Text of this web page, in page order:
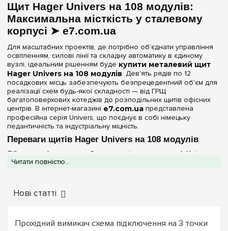
192(+2)
216(+1)
240
252(+2)
288(+1)
336(+1)
Непрозора(2)
Серія
Univers(2)
Колір корпусу
Білий(2)
Ступінь захисту IP
(2)
Непрозора
Ширина, мм
Щит Hager Univers на 108 модулів:
Максимальна місткість у сталевому
корпусі ➤ e7.com.ua
Для масштабних проектів, де потрібно об'єднати управління
освітленням, силові лінії та складну автоматику в єдиному
вузлі, ідеальним рішенням буде купити металевий щит
Hager Univers на 108 модулів. Дев'ять рядів по 12
посадкових місць забезпечують безпрецедентний об'єм для
реалізації схем будь-якої складності — від ГРЩ
багатоповерхових котеджів до розподільних щитів офісних
центрів. В інтернет-магазині e7.com.ua представлена
професійна серія Univers, що поєднує в собі німецьку
педантичність та індустріальну міцність.
Переваги щитів Hager Univers на 108 модулів
Обираючи флагманський типорозмір сталевих шаф Univers,
ви отримуєте обладнання експертного класу:
зонах, підвалах або майстернях, захищаючи автоматику від
високоякісної листової сталі та покритий зносостійкою
порошковою емаллю білого кольору (RAL 9010), що
Читати повністю...
Нові статті
Прохідний вимикач схема підключення на 3 точки